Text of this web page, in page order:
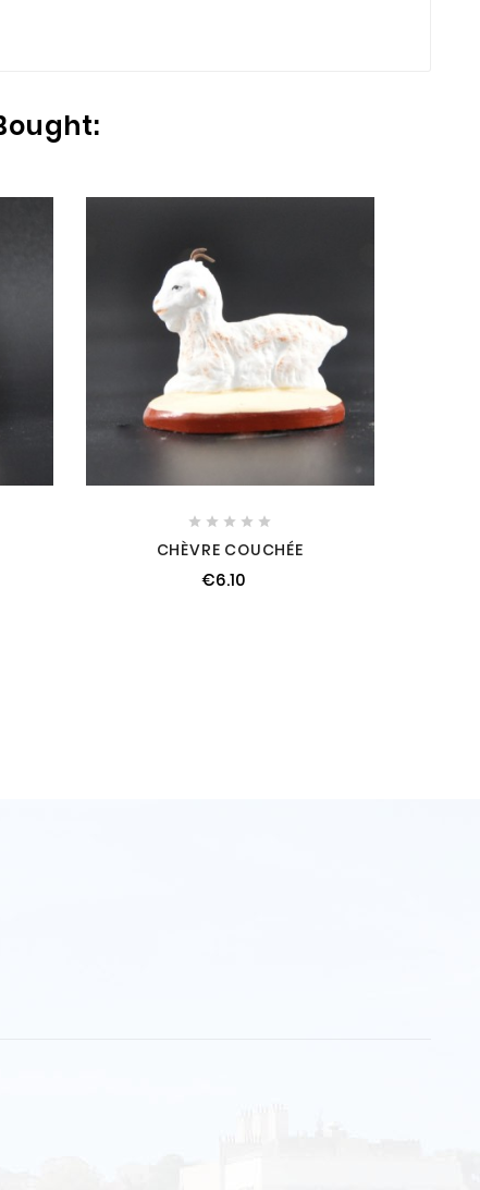
    
CHÈVRE COUCHÉE
€6.10